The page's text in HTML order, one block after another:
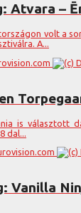
Atvara –
volt a
A...
is választott
dal...
Vanilla